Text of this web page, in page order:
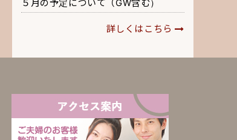
５月の予定について（GW含む）
詳しくはこちら